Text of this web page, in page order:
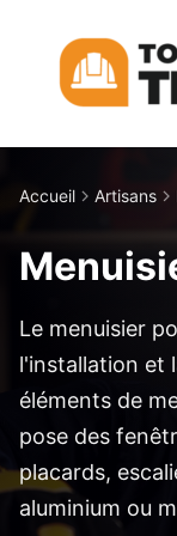
contenu
Accueil Artisans
Le menuisier
l'installation et
éléments de
pose des
placards,
aluminium ou